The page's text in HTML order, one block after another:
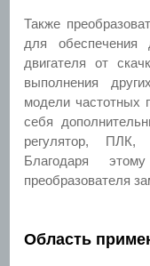
Также
для обеспечения
двигателя от
выполнения
модели частотных
себя
регулятор, ПЛК,
Благодаря
преобразователя
Область